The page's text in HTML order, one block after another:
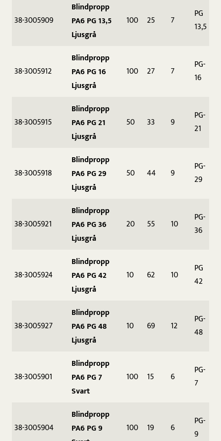
38-3005909
Blindpropp
PA6 PG 13,5
Ljusgrå
100 25 7
PG
13,5
38-3005912
Blindpropp
PA6 PG 16
Ljusgrå
100 27 7
PG-
16
38-3005915
Blindpropp
PA6 PG 21
Ljusgrå
50 33 9
PG-
21
38-3005918
Blindpropp
PA6 PG 29
Ljusgrå
50 44 9
PG-
29
38-3005921
Blindpropp
PA6 PG 36
Ljusgrå
20 55 10
PG-
36
38-3005924
Blindpropp
PA6 PG 42
Ljusgrå
10 62 10
PG
42
38-3005927
Blindpropp
PA6 PG 48
Ljusgrå
10 69 12
PG-
48
38-3005901
Blindpropp
PA6 PG 7
Svart
100 15 6
PG-
7
38-3005904
Blindpropp
PA6 PG 9
100 19 6
PG-
9